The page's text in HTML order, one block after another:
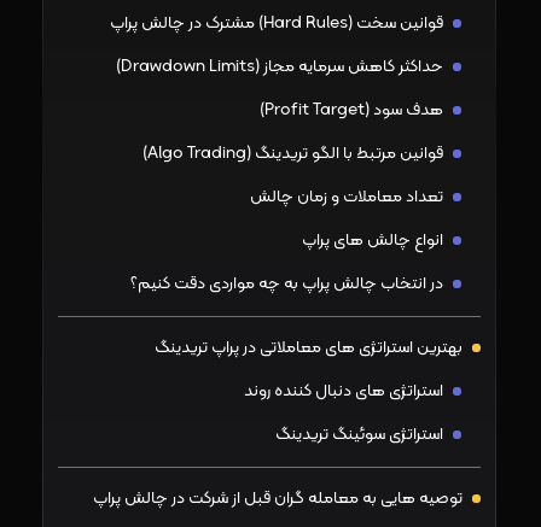
قوانین سخت (Hard Rules) مشترک در چالش پراپ
حداکثر کاهش سرمایه مجاز (Drawdown Limits)
هدف سود (Profit Target)
قوانین مرتبط با الگو تریدینگ (Algo Trading)
تعداد معاملات و زمان چالش
انواع چالش های پراپ
در انتخاب چالش پراپ به چه مواردی دقت کنیم؟
بهترین استراتژی های معاملاتی در پراپ تریدینگ
استراتژی های دنبال کننده روند
استراتژی سوئینگ تریدینگ
توصیه هایی به معامله گران قبل از شرکت در چالش پراپ